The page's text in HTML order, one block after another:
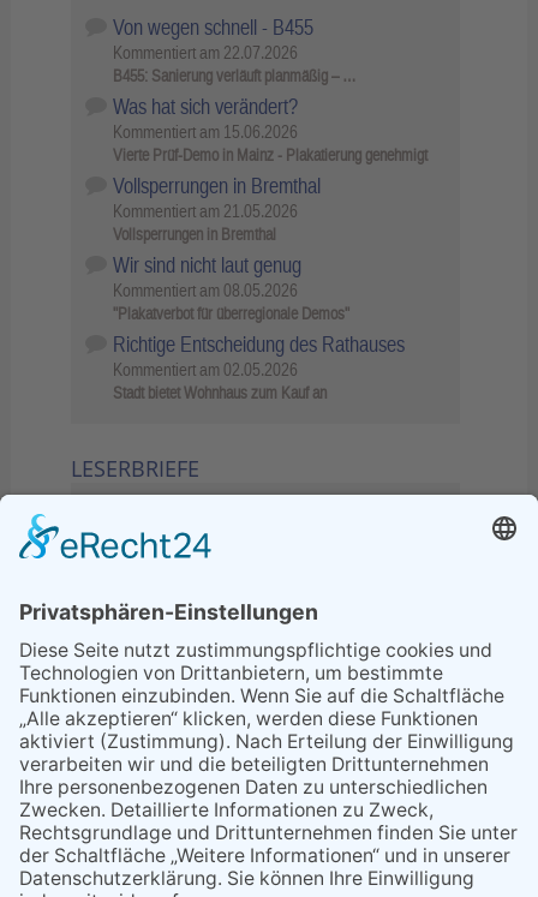
Von wegen schnell - B455
Kommentiert am 22.07.2026
B455: Sanierung verläuft planmäßig – …
Was hat sich verändert?
Kommentiert am 15.06.2026
Vierte Prüf-Demo in Mainz - Plakatierung genehmigt
Vollsperrungen in Bremthal
Kommentiert am 21.05.2026
Vollsperrungen in Bremthal
Wir sind nicht laut genug
Kommentiert am 08.05.2026
"Plakatverbot für überregionale Demos"
Richtige Entscheidung des Rathauses
Kommentiert am 02.05.2026
Stadt bietet Wohnhaus zum Kauf an
LESERBRIEFE
Sperrung B455: Kleiner
Grenzverkehr statt weite Wege
21.04.2026
Wenn Bahn-Computer nicht
miteinander kommunizieren
11.03.2026
"Plakatverbot für überregionale
Demos"
04.02.2026
Gelbe Tonne – Ein kleiner Blick
über den Tellerand
04.02.2026
Plastikersparnis durch Nutzung